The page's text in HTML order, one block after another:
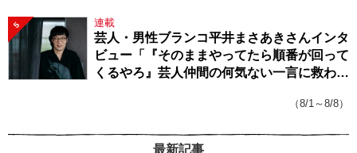
5 連載
芸人・男性ブランコ平井まさあきさんインタ
ビュー「『そのままやってたら順番が回って
くるやろ』芸人仲間の何気ない一言に救われ
（8/1～8/8）
最新記事